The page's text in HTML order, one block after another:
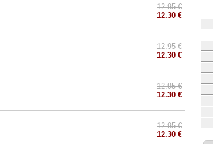
12.95 €
12.30 €
12.95 €
12.30 €
12.95 €
12.30 €
12.95 €
12.30 €